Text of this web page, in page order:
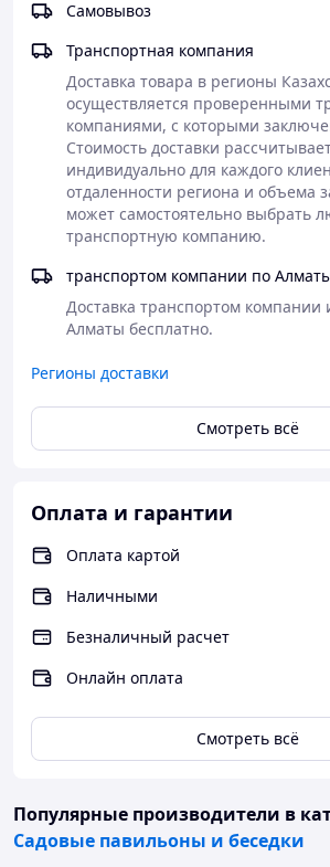
зонировать пространство во
Приобрести элементы
всегда сможете в нашей компании.
Самовывоз
Транспортная компания
Доставка товара в регионы
осуществляется проверенными
компаниями, с которыми
Стоимость доставки
индивидуально для каждого
отдаленности региона и объема
может самостоятельно выбрать
транспортную компанию.
транспортом компании по
Доставка транспортом
Алматы бесплатно.
Регионы доставки
Смотреть всё
Оплата и гарантии
Оплата картой
Наличными
Безналичный расчет
Онлайн оплата
Смотреть всё
Популярные производители в
Садовые павильоны и беседки